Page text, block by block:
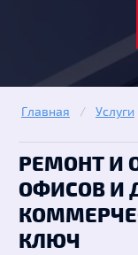
Главная / Услуги
РЕМОНТ И
ОФИСОВ И
КЛЮЧ